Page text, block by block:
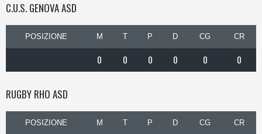
C.U.S. GENOVA ASD
POSIZIONE M T P D CG CR
0 0 0 0 0 0
RUGBY RHO ASD
POSIZIONE M T P D CG CR